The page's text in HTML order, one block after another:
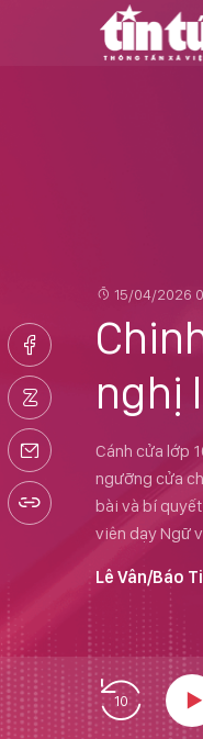
15/04/2026
nghị
Cánh cửa lớp
ngưỡng cửa
bài và bí
viên dạy Ngữ
Lê Vân/Báo